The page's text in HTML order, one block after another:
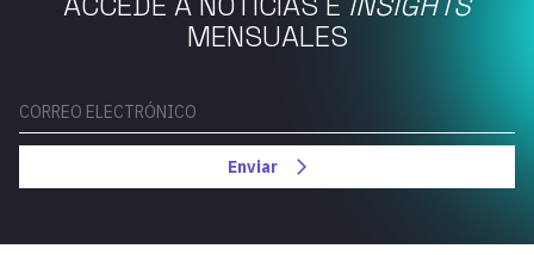
MENSUALES
Enviar